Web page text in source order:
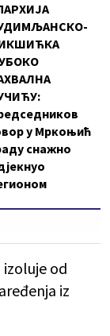
у Мркоњић
снажно
od
iz